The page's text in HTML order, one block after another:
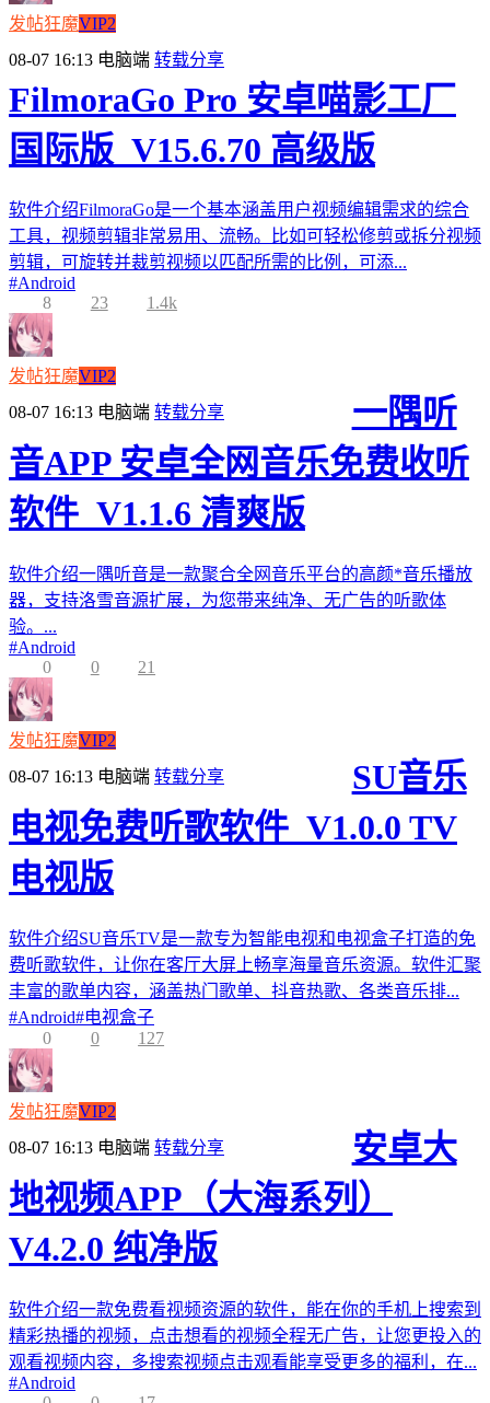
发帖狂魔VIP2
08-07 16:13 电脑端 转载分享
FilmoraGo Pro 安卓喵影工厂
国际版_V15.6.70 高级版
软件介绍FilmoraGo是一个基本涵盖用户视频编辑需求的综合
工具，视频剪辑非常易用、流畅。比如可轻松修剪或拆分视频
剪辑，可旋转并裁剪视频以匹配所需的比例，可添...
#Android
8
23 1.4k
发帖狂魔VIP2
08-07 16:13 电脑端 转载分享
一隅听
音APP 安卓全网音乐免费收听
软件_V1.1.6 清爽版
软件介绍一隅听音是一款聚合全网音乐平台的高颜*音乐播放
器，支持洛雪音源扩展，为您带来纯净、无广告的听歌体
验。...
#Android
0
0 21
发帖狂魔VIP2
08-07 16:13 电脑端 转载分享
SU音乐
电视免费听歌软件_V1.0.0 TV
电视版
软件介绍SU音乐TV是一款专为智能电视和电视盒子打造的免
费听歌软件，让你在客厅大屏上畅享海量音乐资源。软件汇聚
丰富的歌单内容，涵盖热门歌单、抖音热歌、各类音乐排...
#Android#电视盒子
0
0 127
发帖狂魔VIP2
08-07 16:13 电脑端 转载分享
安卓大
地视频APP（大海系列）
V4.2.0 纯净版
软件介绍一款免费看视频资源的软件，能在你的手机上搜索到
精彩热播的视频，点击想看的视频全程无广告，让您更投入的
观看视频内容，多搜索视频点击观看能享受更多的福利，在...
#Android